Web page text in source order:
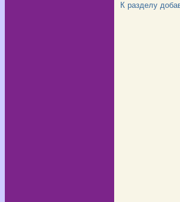
К разделу